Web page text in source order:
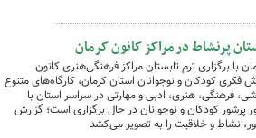
پرنشاط در مراکز کانون کرمان
با برگزاری ترم تابستان مراکز فرهنگی‌هنری کانون
فکری کودکان و نوجوانان استان کرمان، کارگاه‌های متنوع
فرهنگی، هنری، ادبی و مهارتی در سراسر استان با
پرشور کودکان و نوجوانان در حال برگزاری است؛ گزارش
نشاط و خلاقیت را به تصویر می‌کشد